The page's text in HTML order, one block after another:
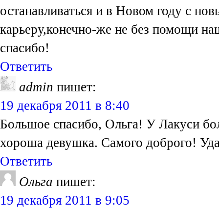
останавливаться и в Новом году с
карьеру,конечно-же не без помощи
спасибо!
Ответить
admin пишет:
19 декабря 2011 в 8:40
Большое спасибо, Ольга! У Лакуси
хороша девушка. Самого доброго!
Ответить
Ольга пишет:
19 декабря 2011 в 9:05